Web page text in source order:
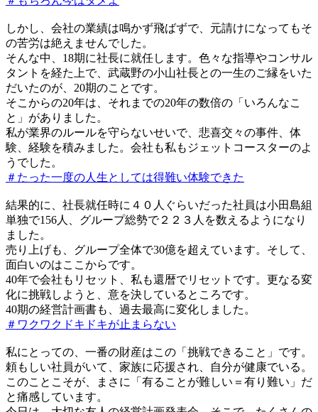
しかし、会社の業績は鳴かず飛ばずで、元請けになってもそ
の苦労は絶えませんでした。
そんな中、18期に社長に就任します。色々な指導やコンサル
タントを経た上で、武蔵野の小山社長との一生のご縁をいた
だいたのが、20期のことです。
そこからの20年は、それまでの20年の数倍の「いろんなこ
と」がありました。
私が業界のルールを守らないせいで、悲喜交々の事件、体
験、経験を積みました。会社も私もジェットコースターのよ
うでした。
＃たった一度の人生としては得難い体験できた
結果的に、社長就任時に４０人ぐらいだった社員は小田島組
単独で156人、グループ総勢で２２３人を数えるようになり
ました。
売り上げも、グループ全体で30億を超えています。そして、
面白いのはここからです。
40年で会社もリセット、私も還暦でリセットです。更なる変
化に挑戦しようと、意を決しているところです。
40期の経営計画書も、過去最高に変化しました。
＃ワクワクドキドキが止まらない
私にとっての、一番の財産はこの「挑戦できること」です。
頼もしい社員がいて、家族に応援され、自分が健康でいる。
このことこそが、まさに「有ることが難しい＝有り難い」だ
と痛感しています。